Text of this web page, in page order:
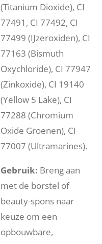
(Titanium Dioxide), CI
77491, CI 77492, CI
77499 (IJzeroxiden), CI
77163 (Bismuth
Oxychloride), CI 77947
(Zinkoxide), CI 19140
(Yellow 5 Lake), CI
77288 (Chromium
Oxide Groenen), CI
77007 (Ultramarines).
Gebruik: Breng aan
met de borstel of
beauty-spons naar
keuze om een
opbouwbare,